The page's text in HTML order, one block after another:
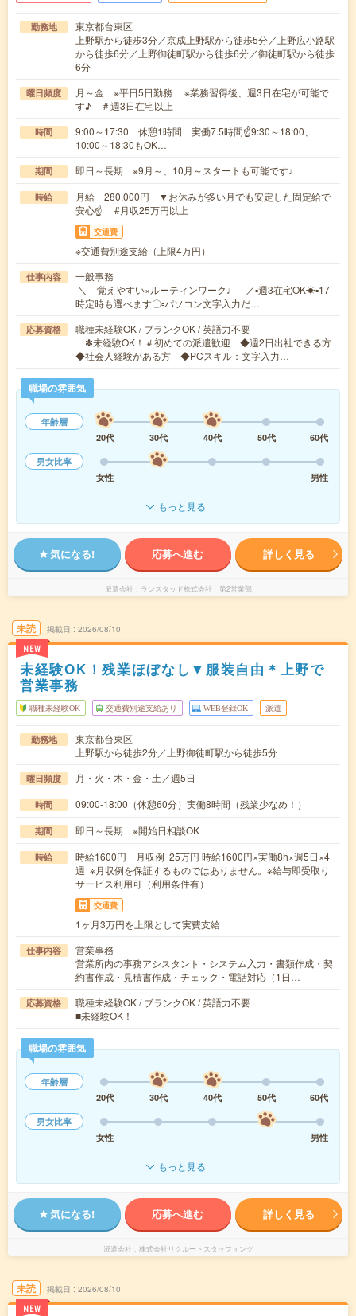
勤務地
東京都台東区
上野駅から徒歩3分／京成上野駅から徒歩5分／上野広小路駅
から徒歩6分／上野御徒町駅から徒歩6分／御徒町駅から徒歩
6分
曜日頻度
月～金 ※平日5日勤務 ※業務習得後、週3日在宅が可能で
す♪ ＃週3日在宅以上
時間
9:00～17:30 休憩1時間 実働7.5時間☝9:30～18:00、
10:00～18:30もOK…
期間 即日～長期 ※9月～、10月～スタートも可能です♩
時給
月給 280,000円 ▼お休みが多い月でも安定した固定給で
安心☝ #月収25万円以上
交通費
※交通費別途支給（上限4万円）
仕事内容
一般事務
＼ 覚えやすい×ルーティンワーク♩ ／▫週3在宅OK☀▫17
時定時も選べます〇▫パソコン文字入力だ…
応募資格
職種未経験OK / ブランクOK / 英語力不要
✽未経験OK！＃初めての派遣歓迎 ◆週2日出社できる方
◆社会人経験がある方 ◆PCスキル：文字入力…
職場の雰囲気
年齢層
20代
30代 40代 50代
60代
男女比率
女性
男性
もっと見る
気になる! 応募へ進む 詳しく見る
派遣会社 ランスタッド株式会社 第2営業部
未読
NEW
掲載日 2026/08/10
未経験OK！残業ほぼなし▼服装自由＊上野で
営業事務
職種未経験OK 交通費別途支給あり WEB登録OK 派遣
勤務地
東京都台東区
上野駅から徒歩2分／上野御徒町駅から徒歩5分
曜日頻度 月・火・木・金・土／週5日
時間 09:00-18:00（休憩60分）実働8時間（残業少なめ！）
期間 即日～長期 ※開始日相談OK
時給
時給1600円 月収例 25万円 時給1600円×実働8h×週5日×4
週 ※月収例を保証するものではありません。※給与即受取り
サービス利用可（利用条件有）
交通費
1ヶ月3万円を上限として実費支給
仕事内容
営業事務
営業所内の事務アシスタント・システム入力・書類作成・契
約書作成・見積書作成・チェック・電話対応（1日…
応募資格
職種未経験OK / ブランクOK / 英語力不要
■未経験OK！
職場の雰囲気
年齢層
20代
30代 40代 50代
60代
男女比率
女性
男性
もっと見る
気になる! 応募へ進む 詳しく見る
派遣会社 株式会社リクルートスタッフィング
未読
NEW
掲載日 2026/08/10